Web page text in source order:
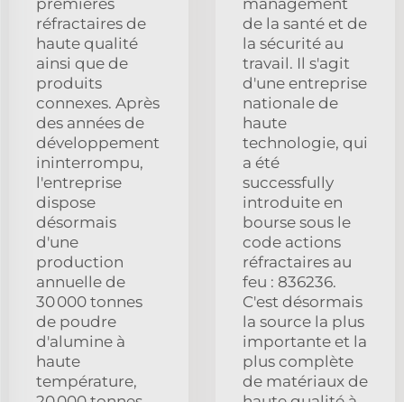
réfractaires de
haute qualité
ainsi que de
produits
connexes. Après
des années de
développement
ininterrompu,
l'entreprise
dispose
désormais
d'une
production
annuelle de
30 000 tonnes
de poudre
d'alumine à
haute
température,
de la santé et de
la sécurité au
travail. Il s'agit
d'une entreprise
nationale de
haute
technologie, qui
a été
successfully
introduite en
bourse sous le
code actions
réfractaires au
feu : 836236.
C'est désormais
la source la plus
importante et la
plus complète
de matériaux de